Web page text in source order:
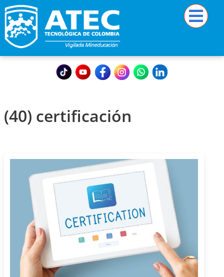
(40) certificación